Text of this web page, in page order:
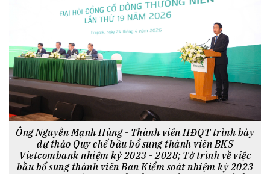
Ông Nguyễn Mạnh Hùng - Thành viên HĐQT trình bày
dự thảo Quy chế bầu bổ sung thành viên BKS
Vietcombank nhiệm kỳ 2023 - 2028; Tờ trình về việc
bầu bổ sung thành viên Ban Kiểm soát nhiệm kỳ 2023